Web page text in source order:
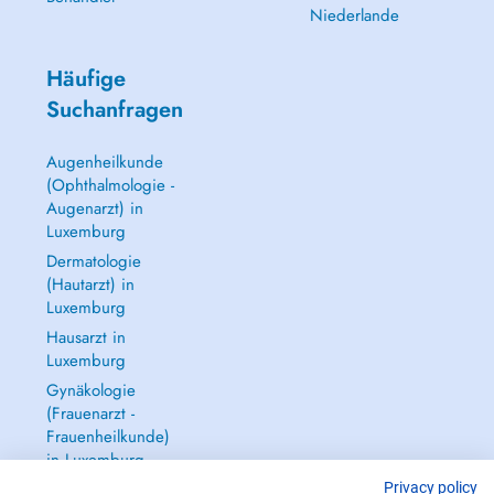
Niederlande
Häufige
Suchanfragen
Augenheilkunde
(Ophthalmologie -
Augenarzt) in
Luxemburg
Dermatologie
(Hautarzt) in
Luxemburg
Hausarzt in
Luxemburg
Gynäkologie
(Frauenarzt -
Frauenheilkunde)
in Luxemburg
Privacy policy